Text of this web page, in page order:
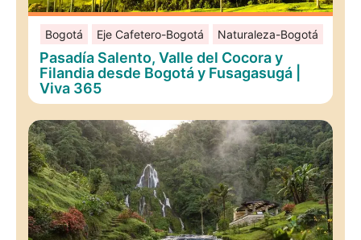
Bogotá Eje Cafetero-Bogotá Naturaleza-Bogotá
Pasadía Salento, Valle del Cocora y
Filandia desde Bogotá y Fusagasugá |
Viva 365